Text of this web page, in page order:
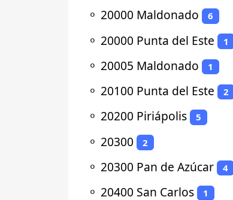
⚬ 20000 Maldonado 6
⚬ 20000 Punta del Este 1
⚬ 20005 Maldonado 1
⚬ 20100 Punta del Este 2
⚬ 20200 Piriápolis 5
⚬ 20300 2
⚬ 20300 Pan de Azúcar 4
⚬ 20400 San Carlos 1